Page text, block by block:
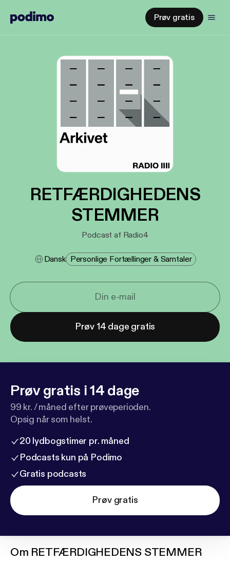
Prøv gratis
RETFÆRDIGHEDENS
STEMMER
Podcast af Radio4
Dansk Personlige Fortællinger & Samtaler
Prøv 14 dage gratis
Prøv gratis i 14 dage
99 kr. / måned efter prøveperioden.
Opsig når som helst.
20 lydbogstimer pr. måned
Podcasts kun på Podimo
Gratis podcasts
Prøv gratis
Om RETFÆRDIGHEDENS STEMMER